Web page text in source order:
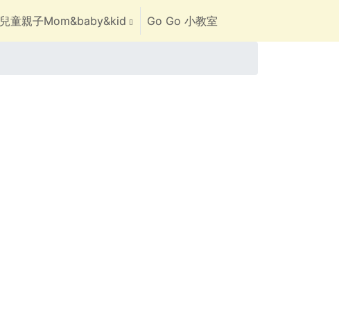
兒童親子Mom&baby&kid Go Go 小教室